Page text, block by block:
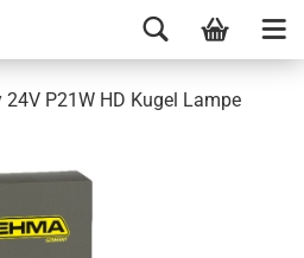
24V P21W HD Kugel Lampe